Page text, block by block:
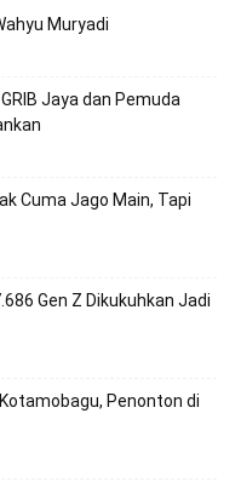
Muryadi
Jaya dan Pemuda
Cuma Jago Main, Tapi
Gen Z Dikukuhkan Jadi
Penonton di